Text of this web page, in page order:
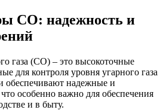
СО: надежность и
газа (СО) – это высокоточные
для контроля уровня угарного газа
обеспечивают надежные и
особенно важно для обеспечения
и в быту.